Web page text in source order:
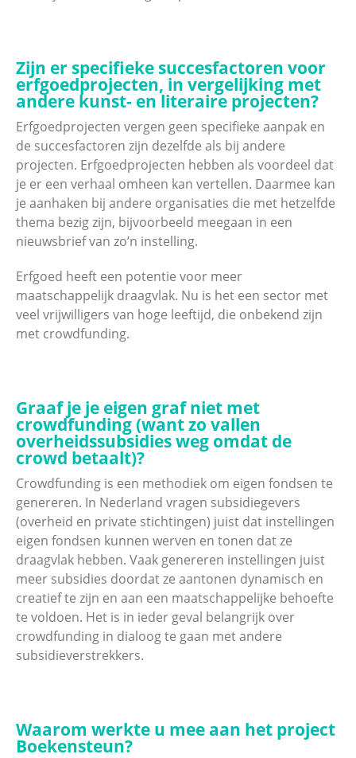
Zijn er specifieke succesfactoren voor
erfgoedprojecten, in vergelijking met
andere kunst- en literaire projecten?
Erfgoedprojecten vergen geen specifieke aanpak en
de succesfactoren zijn dezelfde als bij andere
projecten. Erfgoedprojecten hebben als voordeel dat
je er een verhaal omheen kan vertellen. Daarmee kan
je aanhaken bij andere organisaties die met hetzelfde
thema bezig zijn, bijvoorbeeld meegaan in een
nieuwsbrief van zo’n instelling.
Erfgoed heeft een potentie voor meer
maatschappelijk draagvlak. Nu is het een sector met
veel vrijwilligers van hoge leeftijd, die onbekend zijn
met crowdfunding.
Graaf je je eigen graf niet met
crowdfunding (want zo vallen
overheidssubsidies weg omdat de
crowd betaalt)?
Crowdfunding is een methodiek om eigen fondsen te
genereren. In Nederland vragen subsidiegevers
(overheid en private stichtingen) juist dat instellingen
eigen fondsen kunnen werven en tonen dat ze
draagvlak hebben. Vaak genereren instellingen juist
meer subsidies doordat ze aantonen dynamisch en
creatief te zijn en aan een maatschappelijke behoefte
te voldoen. Het is in ieder geval belangrijk over
crowdfunding in dialoog te gaan met andere
subsidieverstrekkers.
Waarom werkte u mee aan het project
Boekensteun?